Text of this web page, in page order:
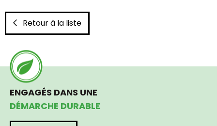
Retour à la liste
ENGAGÉS DANS UNE
DÉMARCHE DURABLE